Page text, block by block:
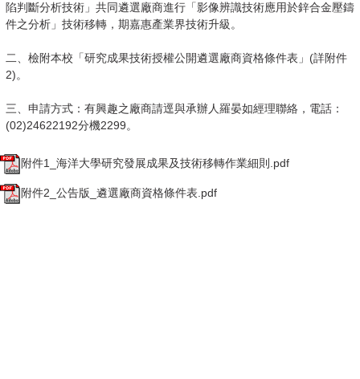
陷判斷分析技術」共同遴選廠商進行「影像辨識技術應用於鋅合金壓鑄
件之分析」技術移轉，期嘉惠產業界技術升級。
二、檢附本校「研究成果技術授權公開遴選廠商資格條件表」(詳附件
2)。
三、申請方式：有興趣之廠商請逕與承辦人羅晏如經理聯絡，電話：
(02)24622192分機2299。
附件1_海洋大學研究發展成果及技術移轉作業細則.pdf
附件2_公告版_遴選廠商資格條件表.pdf